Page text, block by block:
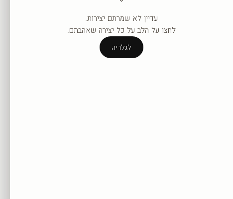
העגלה ריקה עדיין.
עדיין לא שמרתם יצירות.
לחצו על הלב על כל יצירה שאהבתם.
לגלריה